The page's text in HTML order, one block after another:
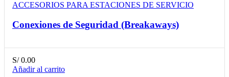
ACCESORIOS PARA ESTACIONES DE SERVICIO
Conexiones de Seguridad (Breakaways)
S/0.00
Añadir al carrito